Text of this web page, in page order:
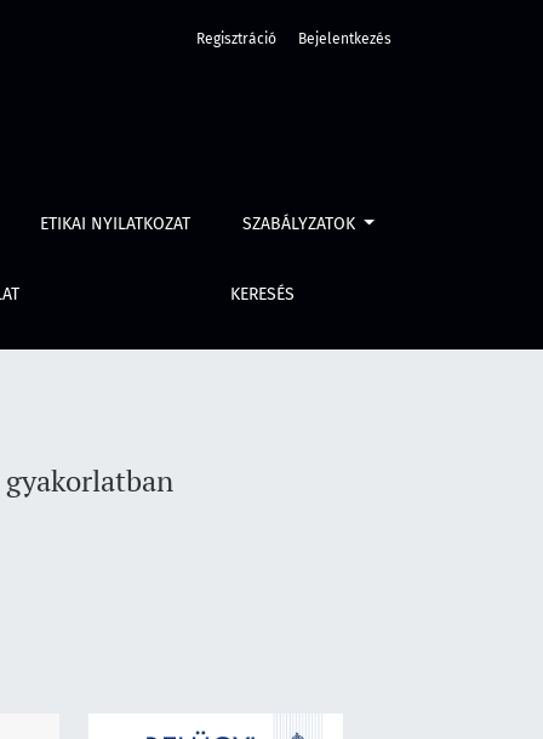
ETIKAI NYILATKOZAT SZABÁLYZATOK
KERESÉS
Regisztráció Bejelentkezés